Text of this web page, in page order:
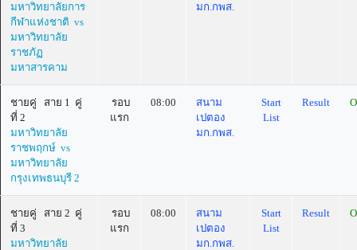
มหาวิทยาลัยการ
กีฬาแห่งชาติ vs
มหาวิทยาลัย
ราชภัฏ
มหาสารคาม
มก.กพส.
ชายคู่ สาย 1 คู่
ที่ 2
มหาวิทยาลัย
ราชพฤกษ์ vs
มหาวิทยาลัย
กรุงเทพธนบุรี 2
รอบ
แรก
08:00
สนาม
เปตอง
มก.กพส.
Start
List
Result
ชายคู่ สาย 2 คู่
ที่ 3
มหาวิทยาลัย
รอบ
แรก
08:00
สนาม
เปตอง
มก.กพส.
Start
List
Result